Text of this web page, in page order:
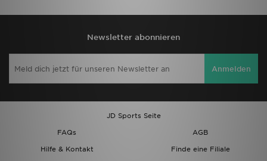
Newsletter abonnieren
Anmelden
JD Sports Seite
FAQs
AGB
Hilfe & Kontakt
Finde eine Filiale